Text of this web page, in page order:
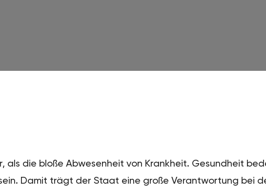
als die bloße Abwesenheit von Krankheit. Gesundheit
Damit trägt der Staat eine große Verantwortung bei